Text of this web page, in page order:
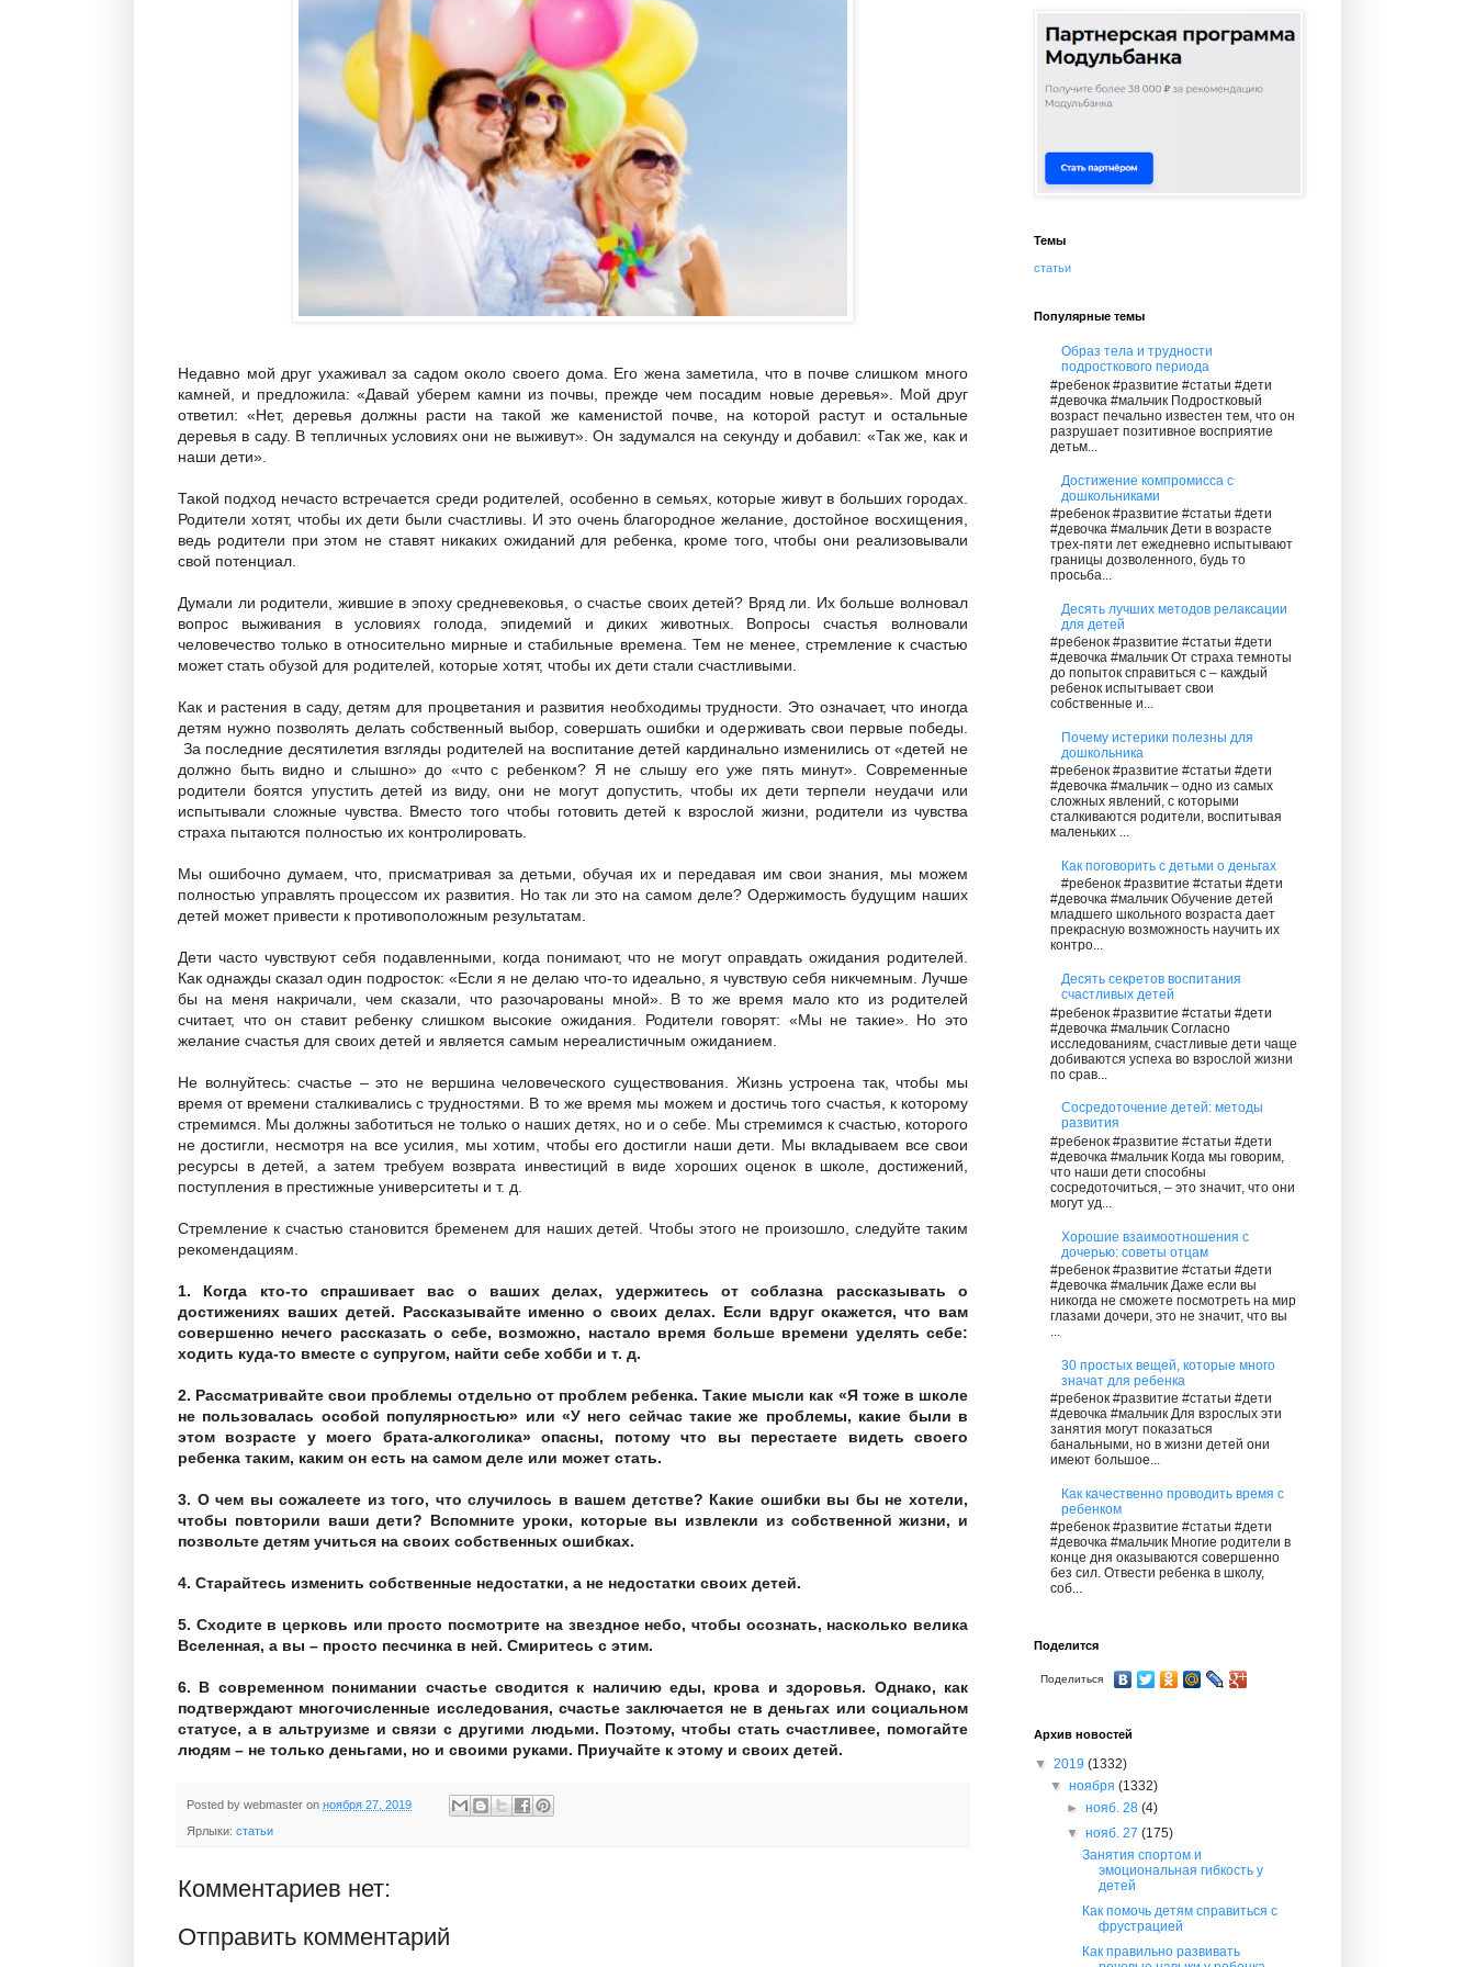
Недавно мой друг ухаживал за садом около своего дома. Его жена заметила, что в почве слишком много
камней, и предложила: «Давай уберем камни из почвы, прежде чем посадим новые деревья». Мой друг
ответил: «Нет, деревья должны расти на такой же каменистой почве, на которой растут и остальные
деревья в саду. В тепличных условиях они не выживут». Он задумался на секунду и добавил: «Так же, как и
наши дети».
Такой подход нечасто встречается среди родителей, особенно в семьях, которые живут в больших городах.
Родители хотят, чтобы их дети были счастливы. И это очень благородное желание, достойное восхищения,
ведь родители при этом не ставят никаких ожиданий для ребенка, кроме того, чтобы они реализовывали
свой потенциал.
Думали ли родители, жившие в эпоху средневековья, о счастье своих детей? Вряд ли. Их больше волновал
вопрос выживания в условиях голода, эпидемий и диких животных. Вопросы счастья волновали
человечество только в относительно мирные и стабильные времена. Тем не менее, стремление к счастью
может стать обузой для родителей, которые хотят, чтобы их дети стали счастливыми.
Как и растения в саду, детям для процветания и развития необходимы трудности. Это означает, что иногда
детям нужно позволять делать собственный выбор, совершать ошибки и одерживать свои первые победы.
За последние десятилетия взгляды родителей на воспитание детей кардинально изменились от «детей не
должно быть видно и слышно» до «что с ребенком? Я не слышу его уже пять минут». Современные
родители боятся упустить детей из виду, они не могут допустить, чтобы их дети терпели неудачи или
испытывали сложные чувства. Вместо того чтобы готовить детей к взрослой жизни, родители из чувства
страха пытаются полностью их контролировать.
Мы ошибочно думаем, что, присматривая за детьми, обучая их и передавая им свои знания, мы можем
полностью управлять процессом их развития. Но так ли это на самом деле? Одержимость будущим наших
детей может привести к противоположным результатам.
Дети часто чувствуют себя подавленными, когда понимают, что не могут оправдать ожидания родителей.
Как однажды сказал один подросток: «Если я не делаю что-то идеально, я чувствую себя никчемным. Лучше
бы на меня накричали, чем сказали, что разочарованы мной». В то же время мало кто из родителей
считает, что он ставит ребенку слишком высокие ожидания. Родители говорят: «Мы не такие». Но это
желание счастья для своих детей и является самым нереалистичным ожиданием.
Не волнуйтесь: счастье – это не вершина человеческого существования. Жизнь устроена так, чтобы мы
время от времени сталкивались с трудностями. В то же время мы можем и достичь того счастья, к которому
стремимся. Мы должны заботиться не только о наших детях, но и о себе. Мы стремимся к счастью, которого
не достигли, несмотря на все усилия, мы хотим, чтобы его достигли наши дети. Мы вкладываем все свои
ресурсы в детей, а затем требуем возврата инвестиций в виде хороших оценок в школе, достижений,
поступления в престижные университеты и т. д.
Стремление к счастью становится бременем для наших детей. Чтобы этого не произошло, следуйте таким
рекомендациям.
1. Когда кто-то спрашивает вас о ваших делах, удержитесь от соблазна рассказывать о
достижениях ваших детей. Рассказывайте именно о своих делах. Если вдруг окажется, что вам
совершенно нечего рассказать о себе, возможно, настало время больше времени уделять себе:
ходить куда-то вместе с супругом, найти себе хобби и т. д.
2. Рассматривайте свои проблемы отдельно от проблем ребенка. Такие мысли как «Я тоже в школе
не пользовалась особой популярностью» или «У него сейчас такие же проблемы, какие были в
этом возрасте у моего брата-алкоголика» опасны, потому что вы перестаете видеть своего
ребенка таким, каким он есть на самом деле или может стать.
3. О чем вы сожалеете из того, что случилось в вашем детстве? Какие ошибки вы бы не хотели,
чтобы повторили ваши дети? Вспомните уроки, которые вы извлекли из собственной жизни, и
позвольте детям учиться на своих собственных ошибках.
4. Старайтесь изменить собственные недостатки, а не недостатки своих детей.
5. Сходите в церковь или просто посмотрите на звездное небо, чтобы осознать, насколько велика
Вселенная, а вы – просто песчинка в ней. Смиритесь с этим.
6. В современном понимании счастье сводится к наличию еды, крова и здоровья. Однако, как
подтверждают многочисленные исследования, счастье заключается не в деньгах или социальном
статусе, а в альтруизме и связи с другими людьми. Поэтому, чтобы стать счастливее, помогайте
людям – не только деньгами, но и своими руками. Приучайте к этому и своих детей.
Posted by webmaster on ноября 27, 2019
Ярлыки: статьи
Комментариев нет:
Отправить комментарий
Темы
статьи
Популярные темы
Образ тела и трудности
подросткового периода
#ребенок #развитие #статьи #дети
#девочка #мальчик Подростковый
возраст печально известен тем, что он
разрушает позитивное восприятие
детьм...
Достижение компромисса с
дошкольниками
#ребенок #развитие #статьи #дети
#девочка #мальчик Дети в возрасте
трех-пяти лет ежедневно испытывают
границы дозволенного, будь то
просьба...
Десять лучших методов релаксации
для детей
#ребенок #развитие #статьи #дети
#девочка #мальчик От страха темноты
до попыток справиться с – каждый
ребенок испытывает свои
собственные и...
Почему истерики полезны для
дошкольника
#ребенок #развитие #статьи #дети
#девочка #мальчик – одно из самых
сложных явлений, с которыми
сталкиваются родители, воспитывая
маленьких ...
Как поговорить с детьми о деньгах
#ребенок #развитие #статьи #дети
#девочка #мальчик Обучение детей
младшего школьного возраста дает
прекрасную возможность научить их
контро...
Десять секретов воспитания
счастливых детей
#ребенок #развитие #статьи #дети
#девочка #мальчик Согласно
исследованиям, счастливые дети чаще
добиваются успеха во взрослой жизни
по срав...
Сосредоточение детей: методы
развития
#ребенок #развитие #статьи #дети
#девочка #мальчик Когда мы говорим,
что наши дети способны
сосредоточиться, – это значит, что они
могут уд...
Хорошие взаимоотношения с
дочерью: советы отцам
#ребенок #развитие #статьи #дети
#девочка #мальчик Даже если вы
никогда не сможете посмотреть на мир
глазами дочери, это не значит, что вы
...
30 простых вещей, которые много
значат для ребенка
#ребенок #развитие #статьи #дети
#девочка #мальчик Для взрослых эти
занятия могут показаться
банальными, но в жизни детей они
имеют большое...
Как качественно проводить время с
ребенком
#ребенок #развитие #статьи #дети
#девочка #мальчик Многие родители в
конце дня оказываются совершенно
без сил. Отвести ребенка в школу,
соб...
Поделится
Поделиться
Архив новостей
▼ 2019 (1332)
▼ноября(1332)
► нояб. 28 (4)
▼ нояб. 27 (175)
Занятия спортом и
эмоциональная гибкость у
детей
Как помочь детям справиться с
фрустрацией
Как правильно развивать